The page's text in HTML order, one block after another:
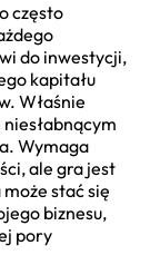
często
do inwestycji,
kapitału
Właśnie
Wymaga
ale gra jest
stać się
biznesu,
pory